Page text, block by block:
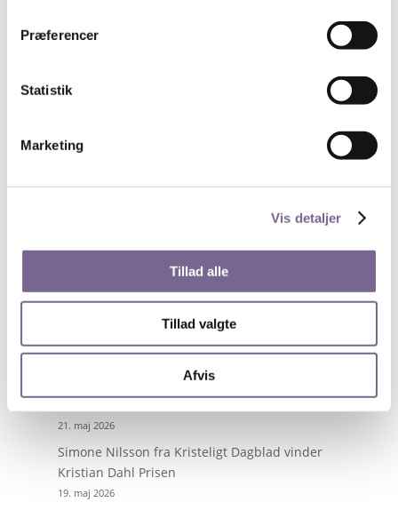
Præferencer
Statistik
Marketing
Vis detaljer
Tillad alle
Tillad valgte
Afvis
Onlinetilmelding her.
afbud efter den 5. september 2022.
Søg
Byg digitale værktøjer med AI – uden at kode
Få superkræfter i PowerPoint
27. maj 2026
Tour de France fortalt gennem ikoniske fotos og
21. maj 2026
Simone Nilsson fra Kristeligt Dagblad vinder
Kristian Dahl Prisen
19. maj 2026